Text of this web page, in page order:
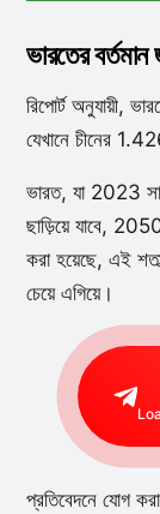
ভারতের
রিপোর্ট অনুযায়ী,
যেখানে চীনের
ভারত, যা 2023
ছাড়িয়ে যাবে,
করা হয়েছে, এই
চেয়ে এগিয়ে।
প্রতিবেদনে যোগ